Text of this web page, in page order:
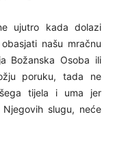
ujutro kada dolazi
našu mračnu
Božanska Osoba ili
poruku, tada ne
tijela i uma jer
slugu, neće